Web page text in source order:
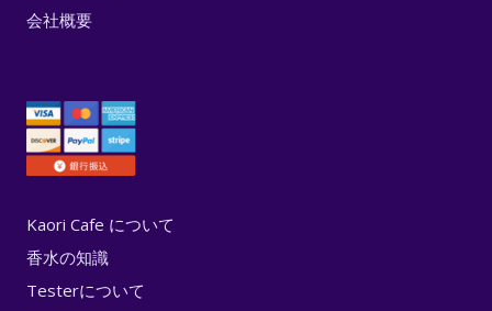
会社概要
Kaori Cafe について
香水の知識
Testerについて